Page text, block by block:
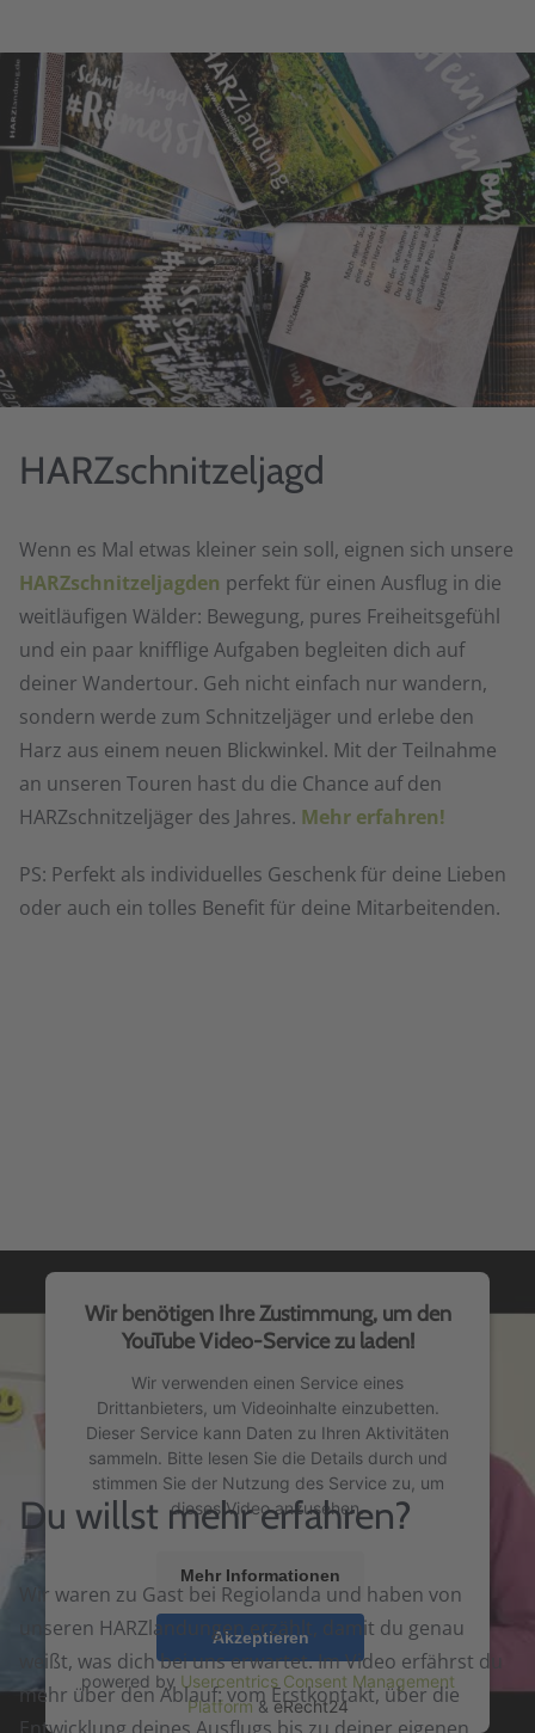
HARZschnitzeljagd
Wenn es Mal etwas kleiner sein soll, eignen sich unsere
HARZschnitzeljagden perfekt für einen Ausflug in die
weitläufigen Wälder: Bewegung, pures Freiheitsgefühl
und ein paar knifflige Aufgaben begleiten dich auf
deiner Wandertour. Geh nicht einfach nur wandern,
sondern werde zum Schnitzeljäger und erlebe den
Harz aus einem neuen Blickwinkel. Mit der Teilnahme
an unseren Touren hast du die Chance auf den
HARZschnitzeljäger des Jahres. Mehr erfahren!
PS: Perfekt als individuelles Geschenk für deine Lieben
oder auch ein tolles Benefit für deine Mitarbeitenden.
Wir benötigen Ihre Zustimmung, um den
YouTube Video-Service zu laden!
Wir verwenden einen Service eines
Drittanbieters, um Videoinhalte einzubetten.
Dieser Service kann Daten zu Ihren Aktivitäten
sammeln. Bitte lesen Sie die Details durch und
stimmen Sie der Nutzung des Service zu, um
dieses Video anzusehen.
Mehr Informationen
Akzeptieren
powered by Usercentrics Consent Management
Platform &eRecht24
Du willst mehr erfahren?
Wir waren zu Gast bei Regiolanda und haben von
unseren HARZlandungen erzählt, damit du genau
weißt, was dich bei uns erwartet. Im Video erfährst du
mehr über den Ablauf: vom Erstkontakt, über die